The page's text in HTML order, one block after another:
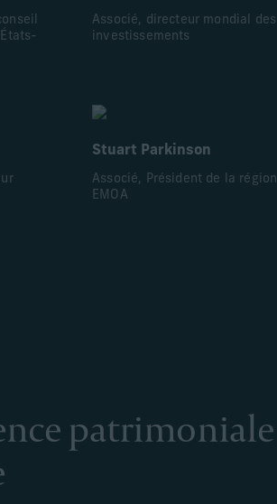
Associé, directeur mondial des
investissements
Stuart Parkinson
Associé, Président de la région
EMOA
patrimoniale